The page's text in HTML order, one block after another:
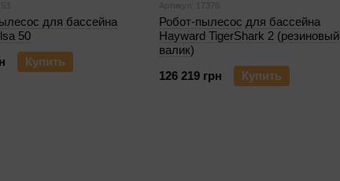
для бассейна
50
Купить
Артикул: 17376
Робот-пылесос для бассейна
Hayward TigerShark 2 (резиновый
валик)
126 219 грн
Купить